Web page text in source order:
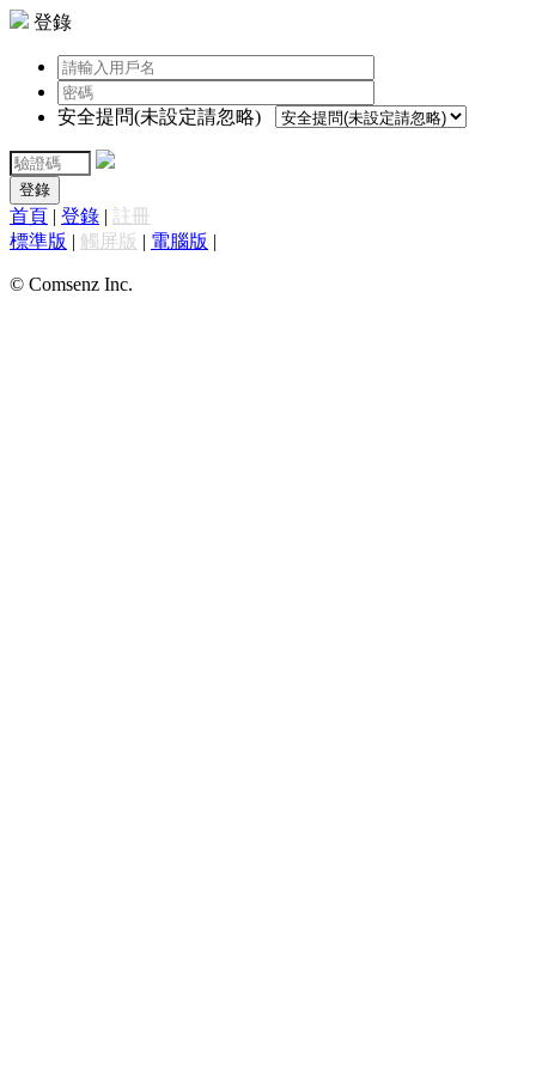
登錄
安全提問(未設定請忽略)
登錄
首頁 | 登錄 | 註冊
標準版 | 觸屏版 | 電腦版 |
© Comsenz Inc.